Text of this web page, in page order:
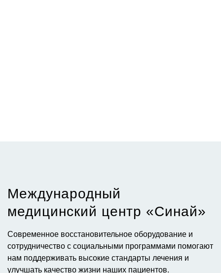
Международный
медицинский центр «Синай»​
Современное восстановительное оборудование и
сотрудничество с социальными программами помогают
нам поддерживать высокие стандарты лечения и
улучшать качество жизни наших пациентов.